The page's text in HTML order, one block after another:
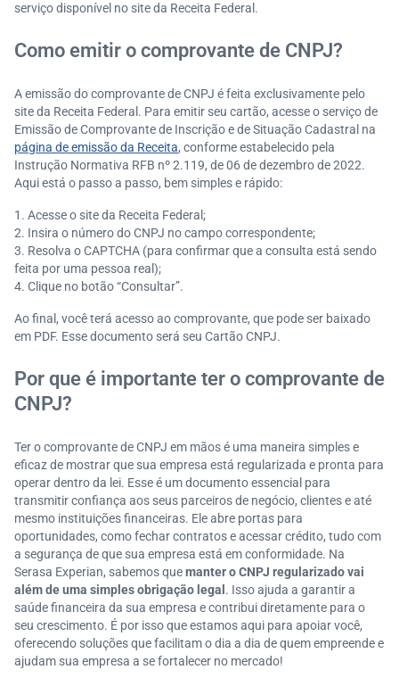
serviço disponível no site da Receita Federal.
Como emitir o comprovante de CNPJ?
A emissão do comprovante de CNPJ é feita exclusivamente pelo
site da Receita Federal. Para emitir seu cartão, acesse o serviço de
Emissão de Comprovante de Inscrição e de Situação Cadastral na
página de emissão da Receita, conforme estabelecido pela
Instrução Normativa RFB nº 2.119, de 06 de dezembro de 2022.
Aqui está o passo a passo, bem simples e rápido:
Acesse o site da Receita Federal;
Insira o número do CNPJ no campo correspondente;
Resolva o CAPTCHA (para confirmar que a consulta está sendo
feita por uma pessoa real);
Clique no botão “Consultar”.
Ao final, você terá acesso ao comprovante, que pode ser baixado
em PDF. Esse documento será seu Cartão CNPJ.
Por que é importante ter o comprovante de
CNPJ?
Ter o comprovante de CNPJ em mãos é uma maneira simples e
eficaz de mostrar que sua empresa está regularizada e pronta para
operar dentro da lei. Esse é um documento essencial para
transmitir confiança aos seus parceiros de negócio, clientes e até
mesmo instituições financeiras. Ele abre portas para
oportunidades, como fechar contratos e acessar crédito, tudo com
a segurança de que sua empresa está em conformidade. Na
Serasa Experian, sabemos quemanter o CNPJ regularizado vai
além de uma simples obrigação legal . Isso ajuda a garantir a
saúde financeira da sua empresa e contribui diretamente para o
seu crescimento. É por isso que estamos aqui para apoiar você,
oferecendo soluções que facilitam o dia a dia de quem empreende e
ajudam sua empresa a se fortalecer no mercado!